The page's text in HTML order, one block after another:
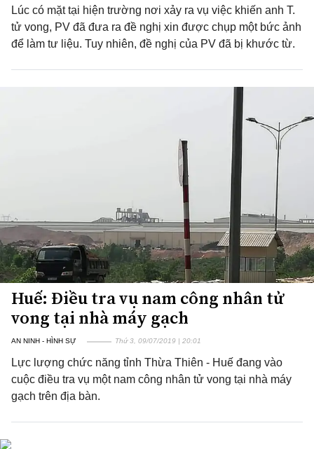
Lúc có mặt tại hiện trường nơi xảy ra vụ việc khiến anh T.
tử vong, PV đã đưa ra đề nghị xin được chụp một bức ảnh
để làm tư liệu. Tuy nhiên, đề nghị của PV đã bị khước từ.
Huế: Điều tra vụ nam công nhân tử
vong tại nhà máy gạch
AN NINH - HÌNH SỰ Thứ 3, 09/07/2019 | 20:01
Lực lượng chức năng tỉnh Thừa Thiên - Huế đang vào
cuộc điều tra vụ một nam công nhân tử vong tại nhà máy
gạch trên địa bàn.